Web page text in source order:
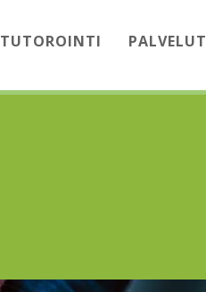
TUTOROINTI PALVELUT